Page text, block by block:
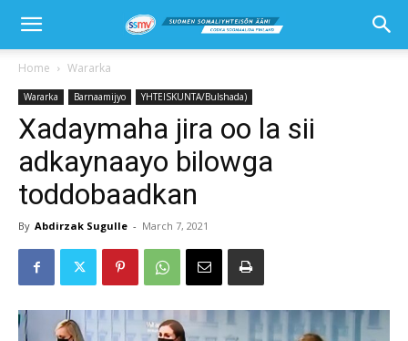
Home Wararka
Wararka Barnaamijyo YHTEISKUNTA/Bulshada)
Xadaymaha jira oo la sii
adkaynaayo bilowga
toddobaadkan
By Abdirzak Sugulle - March 7, 2021